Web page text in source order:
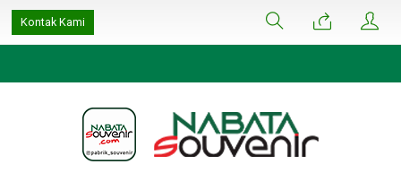
google-site-
verification=ulGFAYaRwT3xFs4fCyDEYtZPCSlyYvbOPvhRRObUW-A
Kontak Kami